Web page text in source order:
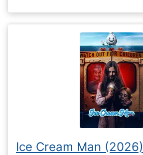
Ice Cream Man (2026)